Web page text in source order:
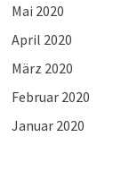
Mai 2020
April 2020
März 2020
Februar 2020
Januar 2020